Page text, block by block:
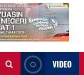
VIDEO